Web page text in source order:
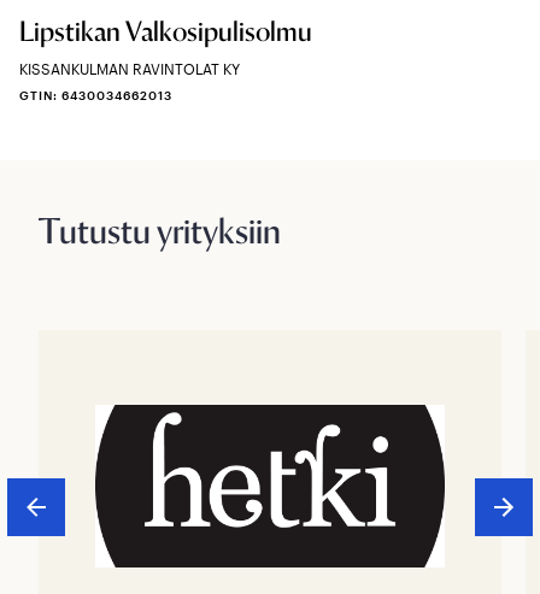
Lipstikan Valkosipulisolmu
KISSANKULMAN RAVINTOLAT KY
GTIN: 6430034662013
Tutustu yrityksiin